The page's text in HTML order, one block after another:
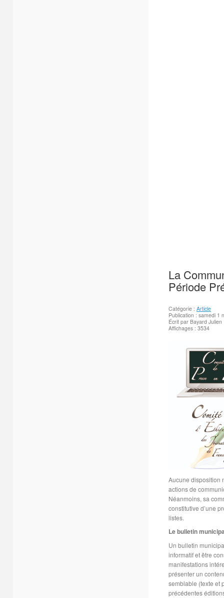
La
Période
Catégorie : Article
Publication : samedi 1
Écrit par Bayard Julien
Affichages : 3534
Aucune disposition
actions de
Néanmoins, sa
constitutive d’une
listes.
Le bulletin
Un bulletin
informatif et être
manifestations
présenter un
semblable (texte et
précédentes